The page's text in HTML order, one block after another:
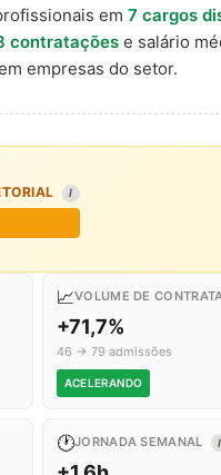
em 7 cargos
contratações e salário
empresas do setor.
I
📈VOLUME DE
+71,7%
46 → 79 admissões
ACELERANDO
🕐JORNADA SEMANAL I